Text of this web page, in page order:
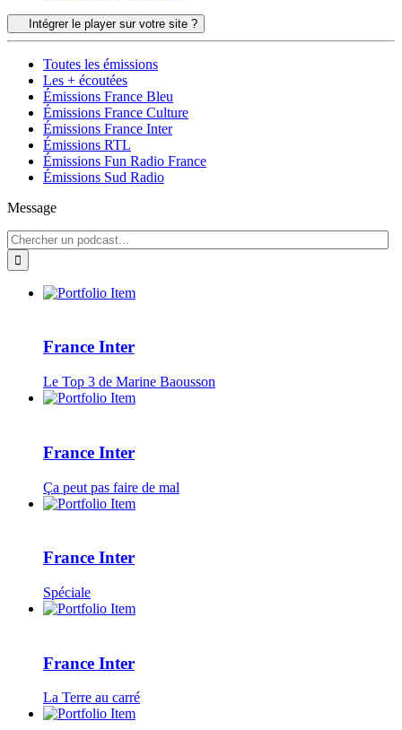
Intégrer le player sur votre site ?
Toutes les émissions
Les + écoutées
Émissions France Bleu
Émissions France Culture
Émissions France Inter
Émissions RTL
Émissions Fun Radio France
Émissions Sud Radio
Message
France Inter
Le Top 3 de Marine Baousson
France Inter
Ça peut pas faire de mal
France Inter
Spéciale
France Inter
La Terre au carré